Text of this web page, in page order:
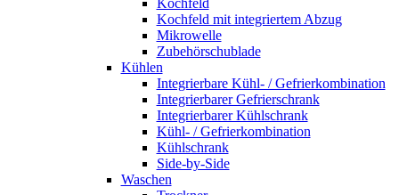
Kochfeld
Kochfeld mit integriertem Abzug
Mikrowelle
Zubehörschublade
Kühlen
Integrierbare Kühl- / Gefrierkombination
Integrierbarer Gefrierschrank
Integrierbarer Kühlschrank
Kühl- / Gefrierkombination
Kühlschrank
Side-by-Side
Waschen